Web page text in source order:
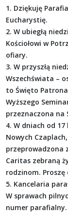
1. Dziękuję
Eucharystię.
2. W ubiegłą
Kościołowi w
ofiary.
3. W przyszłą
Wszechświata –
to Święto
Wyższego
przeznaczona na
4. W dniach od
Nowych
przeprowadzona
Caritas zebraną
rodzinom.
5. Kancelaria
W sprawach
numer parafialny.